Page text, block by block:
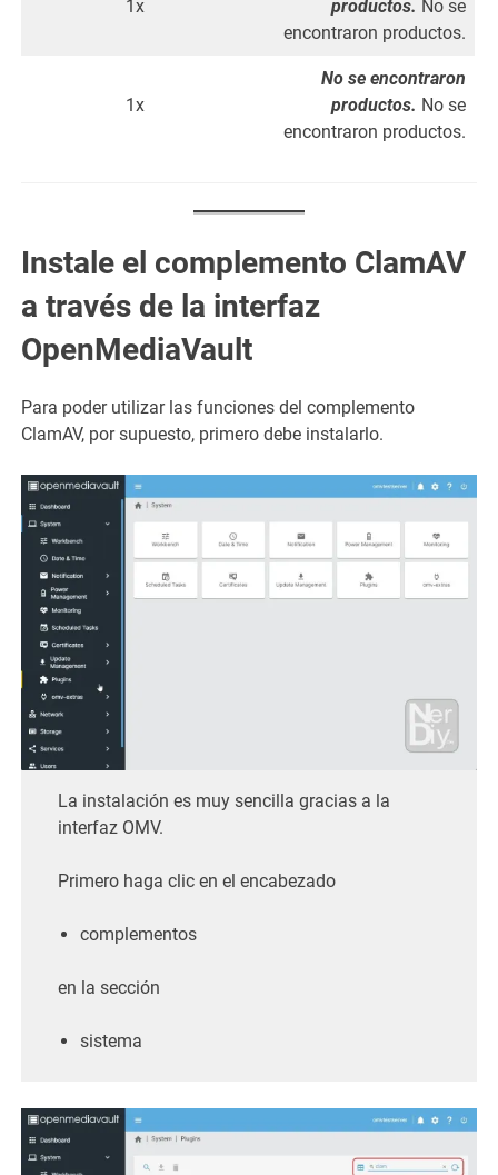
1x productos. No se
encontraron productos.
1x
No se encontraron
productos. No se
encontraron productos.
Instale el complemento ClamAV
a través de la interfaz
OpenMediaVault
Para poder utilizar las funciones del complemento
ClamAV, por supuesto, primero debe instalarlo.
La instalación es muy sencilla gracias a la
interfaz OMV.
Primero haga clic en el encabezado
complementos
en la sección
sistema